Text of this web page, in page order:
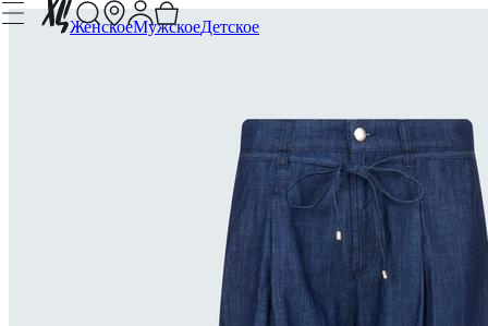
ЖенскоеМужскоеДетское